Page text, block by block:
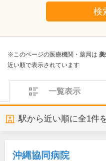
検
※このページの医療機関・薬局は
近い順で表示されています
一覧表示
駅から近い順に全1件
沖縄協同病院